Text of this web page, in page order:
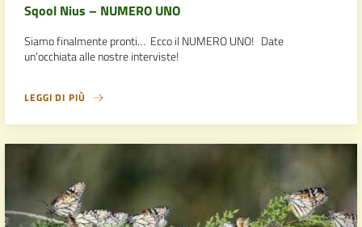
Sqool Nius – NUMERO UNO
Siamo finalmente pronti… Ecco il NUMERO UNO! Date
un’occhiata alle nostre interviste!
LEGGI DI PIÙ